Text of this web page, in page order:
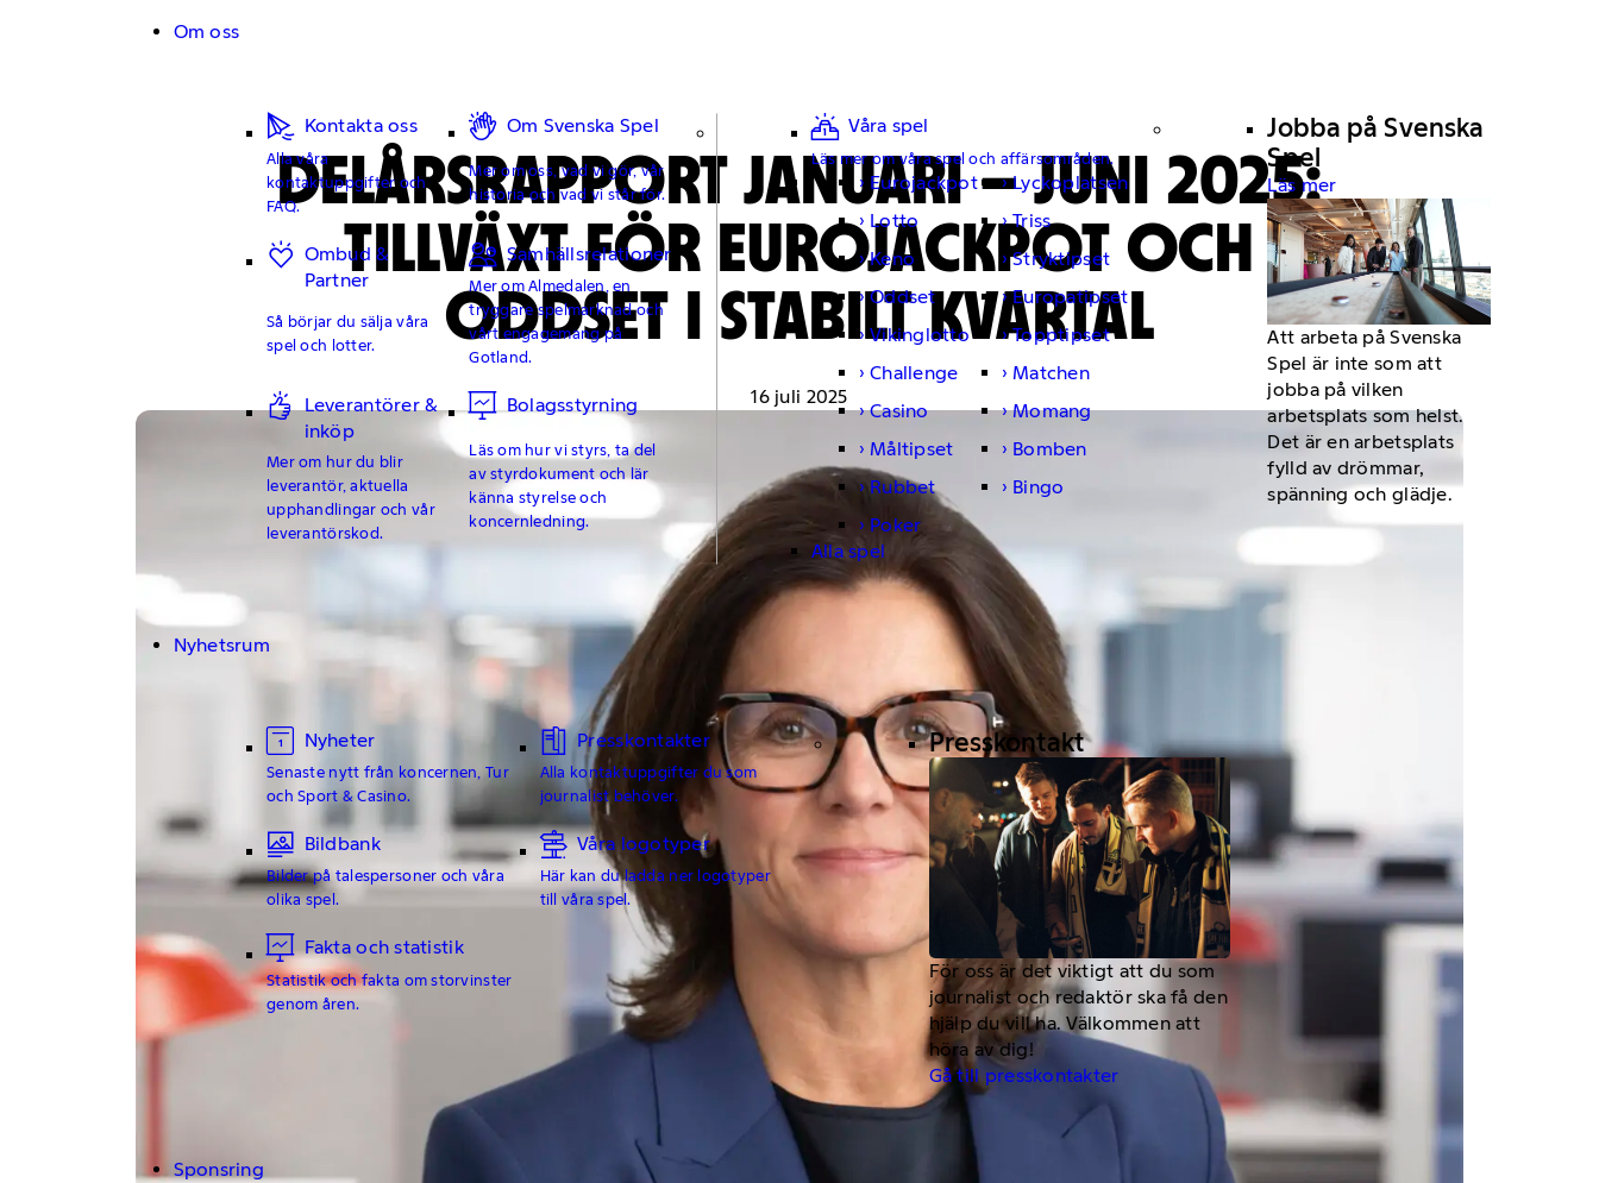
Om oss
Kontakta oss
Alla våra
kontaktuppgifter och
FAQ.
Om Svenska Spel
Mer om oss, vad vi gör, vår
historia och vad vi står för.
Ombud &
Partner
Så börjar du sälja våra
spel och lotter.
Samhällsrelationer
Mer om Almedalen, en
tryggare spelmarknad och
vårt engagemang på
Gotland.
Leverantörer &
inköp
Mer om hur du blir
leverantör, aktuella
upphandlingar och vår
leverantörskod.
Bolagsstyrning
Läs om hur vi styrs, ta del
av styrdokument och lär
känna styrelse och
koncernledning.
Våra spel
Läs mer om våra spel och affärsområden.
Eurojackpot
Lyckoplatsen
Lotto
Triss
Keno
Stryktipset
Oddset
Europatipset
Vikinglotto
Topptipset
Challenge
Matchen
Casino
Momang
Måltipset
Bomben
Rubbet
Bingo
Poker
Alla spel
Jobba på Svenska
Spel
Läs mer
Att arbeta på Svenska
Spel är inte som att
jobba på vilken
arbetsplats som helst.
Det är en arbetsplats
fylld av drömmar,
spänning och glädje.
Nyhetsrum
Nyheter
Senaste nytt från koncernen, Tur
och Sport & Casino.
Presskontakter
Alla kontaktuppgifter du som
journalist behöver.
Bildbank
Bilder på talespersoner och våra
olika spel.
Våra logotyper
Här kan du ladda ner logotyper
till våra spel.
Fakta och statistik
Statistik och fakta om storvinster
genom åren.
Presskontakt
För oss är det viktigt att du som
journalist och redaktör ska få den
hjälp du vill ha. Välkommen att
höra av dig!
Gå till presskontakter
Sponsring
DELÅRSRAPPORT JANUARI – JUNI 2025:
TILLVÄXT FÖR EUROJACKPOT OCH
ODDSET I STABILT KVARTAL
16 juli 2025